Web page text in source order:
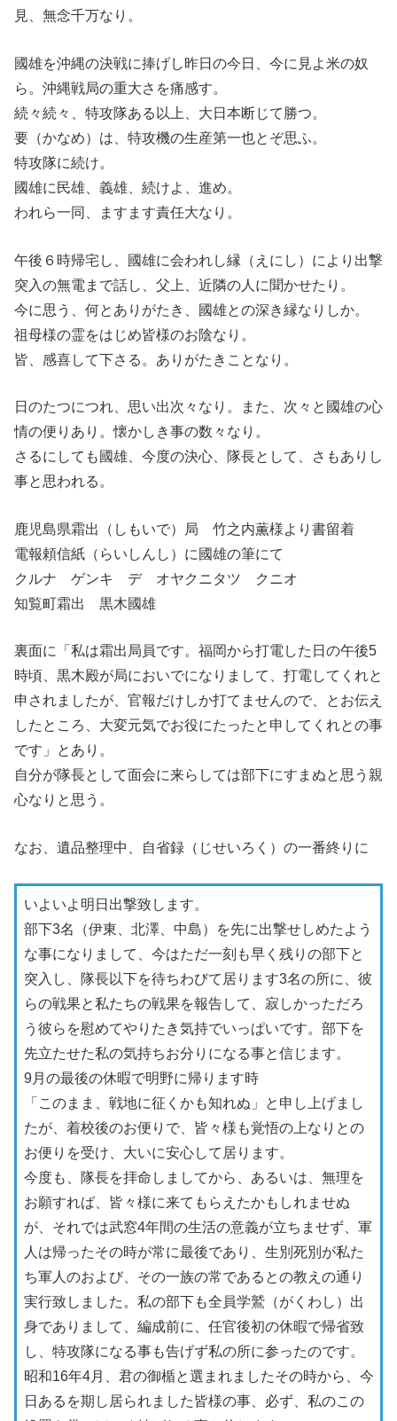
見、無念千万なり。
國雄を沖縄の決戦に捧げし昨日の今日、今に見よ米の奴
ら。沖縄戦局の重大さを痛感す。
続々続々、特攻隊ある以上、大日本断じて勝つ。
要（かなめ）は、特攻機の生産第一也とぞ思ふ。
特攻隊に続け。
國雄に民雄、義雄、続けよ、進め。
われら一同、ますます責任大なり。
午後６時帰宅し、國雄に会われし縁（えにし）により出撃
突入の無電まで話し、父上、近隣の人に聞かせたり。
今に思う、何とありがたき、國雄との深き縁なりしか。
祖母様の霊をはじめ皆様のお陰なり。
皆、感喜して下さる。ありがたきことなり。
日のたつにつれ、思い出次々なり。また、次々と國雄の心
情の便りあり。懐かしき事の数々なり。
さるにしても國雄、今度の決心、隊長として、さもありし
事と思われる。
鹿児島県霜出（しもいで）局 竹之内薫様より書留着
電報頼信紙（らいしんし）に國雄の筆にて
クルナ ゲンキ デ オヤクニタツ クニオ
知覧町霜出 黒木國雄
裏面に「私は霜出局員です。福岡から打電した日の午後5
時頃、黒木殿が局においでになりまして、打電してくれと
申されましたが、官報だけしか打てませんので、とお伝え
したところ、大変元気でお役にたったと申してくれとの事
です」とあり。
自分が隊長として面会に来らしては部下にすまぬと思う親
心なりと思う。
なお、遺品整理中、自省録（じせいろく）の一番終りに
いよいよ明日出撃致します。
部下3名（伊東、北澤、中島）を先に出撃せしめたよう
な事になりまして、今はただ一刻も早く残りの部下と
突入し、隊長以下を待ちわびて居ります3名の所に、彼
らの戦果と私たちの戦果を報告して、寂しかっただろ
う彼らを慰めてやりたき気持でいっぱいです。部下を
先立たせた私の気持ちお分りになる事と信じます。
9月の最後の休暇で明野に帰ります時
「このまま、戦地に征くかも知れぬ」と申し上げまし
たが、着校後のお便りで、皆々様も覚悟の上なりとの
お便りを受け、大いに安心して居ります。
今度も、隊長を拝命しましてから、あるいは、無理を
お願すれば、皆々様に来てもらえたかもしれませぬ
が、それでは武窓4年間の生活の意義が立ちませず、軍
人は帰ったその時が常に最後であり、生別死別が私た
ち軍人のおよび、その一族の常であるとの教えの通り
実行致しました。私の部下も全員学鷲（がくわし）出
身でありまして、編成前に、任官後初の休暇で帰省致
し、特攻隊になる事も告げず私の所に参ったのです。
昭和16年4月、君の御楯と選まれましたその時から、今
日あるを期し居られました皆様の事、必ず、私のこの